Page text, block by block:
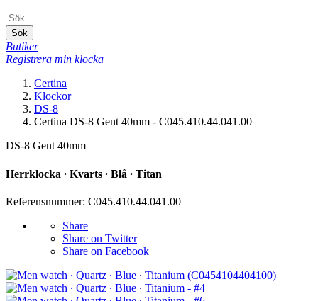
Sök
Butiker
Registrera min klocka
Certina
Klockor
DS-8
Certina DS-8 Gent 40mm - C045.410.44.041.00
DS-8 Gent 40mm
Herrklocka ∙ Kvarts ∙ Blå ∙ Titan
Referensnummer: C045.410.44.041.00
Share
Share on Twitter
Share on Facebook